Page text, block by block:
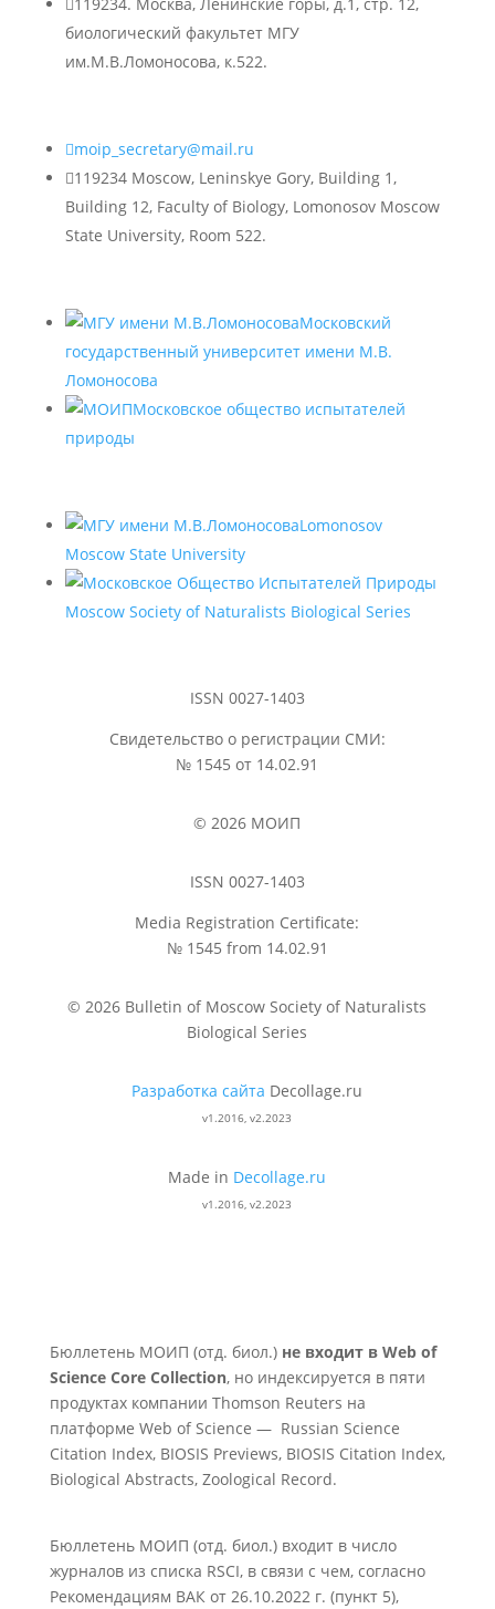
биологический факультет МГУ
им.М.В.Ломоносова, к.522.
moip_secretary@mail.ru
119234 Moscow, Leninskye Gory, Building 1,
Building 12, Faculty of Biology, Lomonosov Moscow
State University, Room 522.
Московский
государственный университет имени М.В.
Ломоносова
Московское общество испытателей
природы
Lomonosov
Moscow State University
Moscow Society of Naturalists Biological Series
ISSN 0027-1403
Свидетельство о регистрации СМИ:
№ 1545 от 14.02.91
© 2026 МОИП
ISSN 0027-1403
Media Registration Certificate:
№ 1545 from 14.02.91
© 2026 Bulletin of Moscow Society of Naturalists
Biological Series
Разработка сайта Decollage.ru
v1.2016, v2.2023
Made in Decollage.ru
v1.2016, v2.2023
Бюллетень МОИП (отд. биол.) не входит в Web of
Science Core Collection, но индексируется в пяти
продуктах компании Thomson Reuters на
платформе Web of Science — Russian Science
Citation Index, BIOSIS Previews, BIOSIS Citation Index,
Biological Abstracts, Zoological Record.
Бюллетень МОИП (отд. биол.) входит в число
журналов из списка RSCI, в связи с чем, согласно
Рекомендациям ВАК от 26.10.2022 г. (пункт 5),